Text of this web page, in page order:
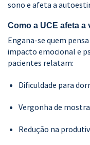
sono e afeta a
Como a UCE afeta
Engana-se quem
impacto emocional e
pacientes relatam:
Dificuldade para
Vergonha de
Redução na